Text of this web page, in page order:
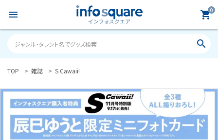
menu 0
shopping_cart
search
ACCOUNT MENU
ようこそ ゲスト 様
TOP 雑誌 S Cawaii!